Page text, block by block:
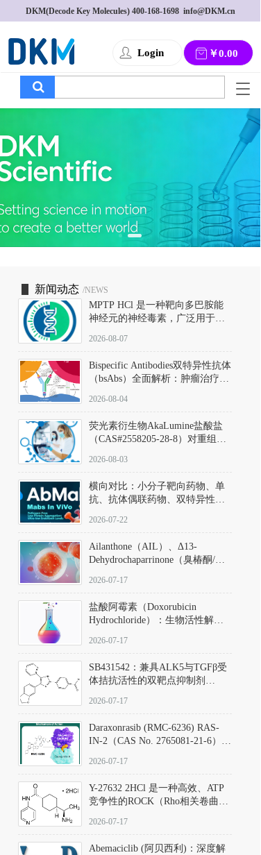
DKM(Decode Key Molecules) 400-168-1698
  info@DKM.cn
Login ￥0.00
T
g
g
l
a
v
i
g
a
新闻动态 /NEWS
MPTP HCl 是一种靶向多巴胺能
神经元的神经毒素，广泛用于构
以盐酸盐形式存在，可触发线粒
体介导的神经元凋亡。其经典应
用即为选择性损毁中脑黑质致密
部多巴胺能神经元，从而可靠模
拟帕金森病的核心病理与行为表
2026-08-07
Bispecific Antibodies双特异性抗体
（bsAbs）全面解析：肿瘤治疗的
2026-08-04
荧光素衍生物AkaLumine盐酸盐
（CAS#2558205-28-8）对重组萤
数（Km）为2.06 μM；其近红外
发光特性赋予优异的组织穿透能
力，大幅增强成像信噪比，从而
实现活体动物模型中极低给药剂
量下的高灵敏度、非侵入式生物
2026-08-03
横向对比：小分子靶向药物、单
抗、抗体偶联药物、双特异性抗
及应用瓶颈
2026-07-22
Ailanthone（AIL）、Δ13-
Dehydrochaparrinone（臭椿酮/臭
DKM货号 D806885
2026-07-17
盐酸阿霉素（Doxorubicin
Hydrochloride）：生物活性解
范
2026-07-17
SB431542：兼具ALK5与TGFβ受
体拮抗活性的双靶点抑制剂
D801067）
2026-07-17
Daraxonrasib (RMC-6236) RAS-
IN-2（CAS No. 2765081-21-6）：
向KRAS/NRAS/HRAS的广谱RAS
2026-07-17
Y-27632 2HCl 是一种高效、ATP
竞争性的ROCK（Rho相关卷曲螺
同等抑制ROCK1与ROCK2；其通
过精准嵌入激酶的ATP结合位点
2026-07-17
Abemaciclib (阿贝西利)：深度解